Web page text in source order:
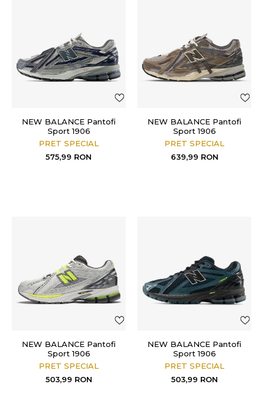
NEW BALANCE Pantofi
Sport 1906
PRET SPECIAL
575,99 RON
NEW BALANCE Pantofi
Sport 1906
PRET SPECIAL
639,99 RON
NEW BALANCE Pantofi
Sport 1906
PRET SPECIAL
503,99 RON
NEW BALANCE Pantofi
Sport 1906
PRET SPECIAL
503,99 RON